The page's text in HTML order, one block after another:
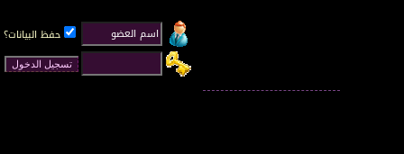
حفظ البيانات؟